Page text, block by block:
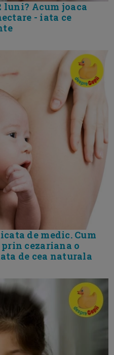
luni? Acum joaca
- iata ce
de medic. Cum
cezariana o
de cea naturala